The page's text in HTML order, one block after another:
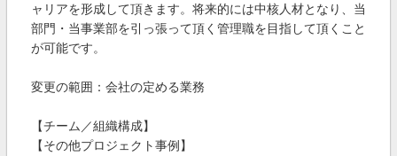
ャリアを形成して頂きます。将来的には中核人材となり、当
部門・当事業部を引っ張って頂く管理職を目指して頂くこと
が可能です。
変更の範囲：会社の定める業務
【チーム／組織構成】
【その他プロジェクト事例】